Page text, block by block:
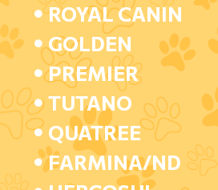
ROYAL CANIN
GOLDEN
PREMIER
TUTANO
QUATREE
FARMINA/ND